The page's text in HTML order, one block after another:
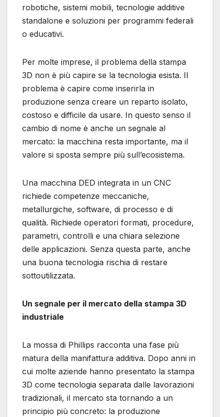
robotiche, sistemi mobili, tecnologie additive
standalone e soluzioni per programmi federali
o educativi.
Per molte imprese, il problema della stampa
3D non è più capire se la tecnologia esista. Il
problema è capire come inserirla in
produzione senza creare un reparto isolato,
costoso e difficile da usare. In questo senso il
cambio di nome è anche un segnale al
mercato: la macchina resta importante, ma il
valore si sposta sempre più sull’ecosistema.
Una macchina DED integrata in un CNC
richiede competenze meccaniche,
metallurgiche, software, di processo e di
qualità. Richiede operatori formati, procedure,
parametri, controlli e una chiara selezione
delle applicazioni. Senza questa parte, anche
una buona tecnologia rischia di restare
sottoutilizzata.
Un segnale per il mercato della stampa 3D
industriale
La mossa di Phillips racconta una fase più
matura della manifattura additiva. Dopo anni in
cui molte aziende hanno presentato la stampa
3D come tecnologia separata dalle lavorazioni
tradizionali, il mercato sta tornando a un
principio più concreto: la produzione